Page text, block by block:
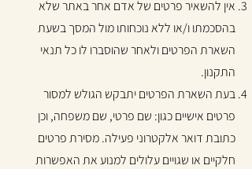
אין להשאיר פרטים של אדם אחר באתר שלא
בהסכמתו ו/או ללא נוכחותו מול המסך בשעת
השארת הפרטים ולאחר שהוסברו לו כל תנאי
התקנון.
בעת השארת הפרטים יתבקש הגולש למסור
פרטים אישיים כגון: שם פרטי, שם משפחה, וכן
כתובת דואר אלקטרוני פעילה. מסירת פרטים
חלקיים או שגויים עלולים למנוע את האפשרות